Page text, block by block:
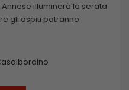
Annese illuminerà la serata
gli ospiti potranno